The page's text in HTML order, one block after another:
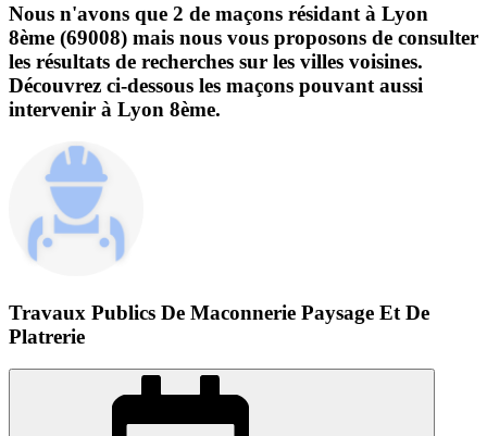
Nous n'avons que 2 de maçons résidant à Lyon
8ème (69008) mais nous vous proposons de consulter
les résultats de recherches sur les villes voisines.
Découvrez ci-dessous les maçons pouvant aussi
intervenir à Lyon 8ème.
Travaux Publics De Maconnerie Paysage Et De
Platrerie